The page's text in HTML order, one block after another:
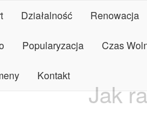
Działalność Renowacja
Popularyzacja Czas
Kontakt
Jak